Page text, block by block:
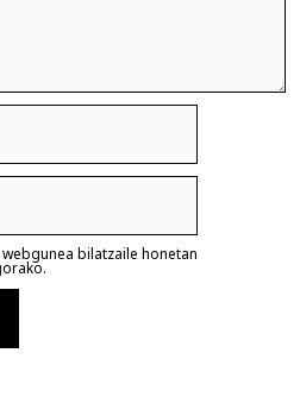
bilatzaile honetan